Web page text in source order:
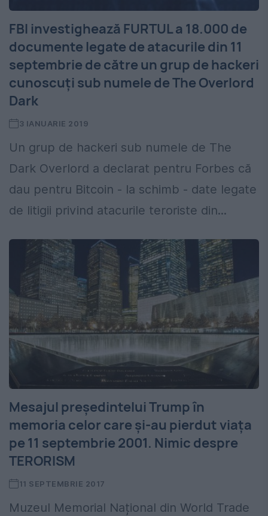
FBI investighează FURTUL a 18.000 de
documente legate de atacurile din 11
septembrie de către un grup de hackeri
cunoscuți sub numele de The Overlord
Dark
3 IANUARIE 2019
Un grup de hackeri sub numele de The
Dark Overlord a declarat pentru Forbes că
dau pentru Bitcoin - la schimb - date legate
de litigii privind atacurile teroriste din...
Mesajul preşedintelui Trump în
memoria celor care şi-au pierdut viaţa
pe 11 septembrie 2001. Nimic despre
TERORISM
11 SEPTEMBRIE 2017
Muzeul Memorial Național din World Trade